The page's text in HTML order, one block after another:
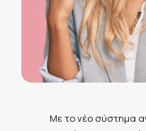
Με το νέο σύστημα